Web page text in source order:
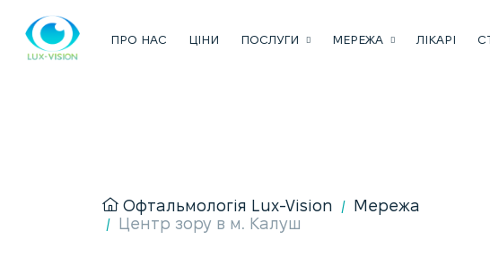
ПРО НАС ЦІНИ ПОСЛУГИ МЕРЕЖА ЛІКАРІ
Офтальмологія Lux-Vision / Мережа
/ Центр зору в м. Калуш